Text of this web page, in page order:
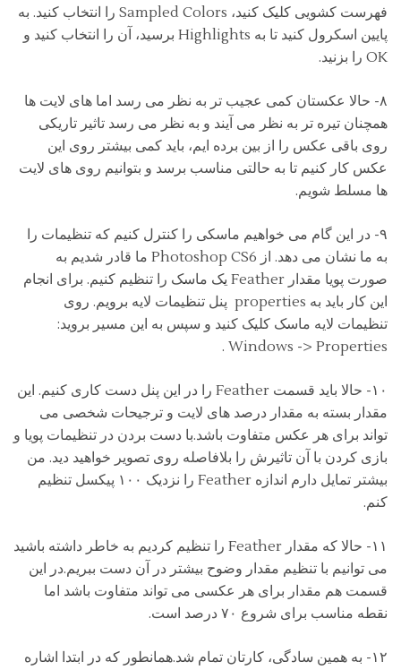
فهرست کشویی کلیک کنید، Sampled Colors را انتخاب کنید. به
پایین اسکرول کنید تا به Highlights برسید، آن را انتخاب کنید و
OK را بزنید.
۸- حالا عکستان کمی عجیب تر به نظر می رسد اما های لایت ها
همچنان تیره تر به نظر می آیند و به نظر می رسد تاثیر تاریکی
روی باقی عکس را از بین برده ایم، باید کمی بیشتر روی این
عکس کار کنیم تا به حالتی مناسب برسد و بتوانیم روی های لایت
ها مسلط شویم.
۹- در این گام می خواهیم ماسکی را کنترل کنیم که تنظیمات را
به ما نشان می دهد. از Photoshop CS6 ما قادر شدیم به
صورت پویا مقدار Feather یک ماسک را تنظیم کنیم. برای انجام
این کار باید به properties پنل تنظیمات لایه برویم. روی
تنظیمات لایه ماسک کلیک کنید و سپس به این مسیر بروید:
Windows -> Properties .
۱۰- حالا باید قسمت Feather را در این پنل دست کاری کنیم. این
مقدار بسته به مقدار درصد های لایت و ترجیحات شخصی می
تواند برای هر عکس متفاوت باشد.با دست بردن در تنظیمات پویا و
بازی کردن با آن تاثیرش را بلافاصله روی تصویر خواهید دید. من
بیشتر تمایل دارم اندازه Feather را نزدیک ۱۰۰ پیکسل تنظیم
کنم.
۱۱- حالا که مقدار Feather را تنظیم کردیم به خاطر داشته باشید
می توانیم با تنظیم مقدار وضوح بیشتر در آن دست ببریم.در این
قسمت هم مقدار برای هر عکسی می تواند متفاوت باشد اما
نقطه مناسب برای شروع ۷۰ درصد است.
۱۲- به همین سادگی، کارتان تمام شد.همانطور که در ابتدا اشاره